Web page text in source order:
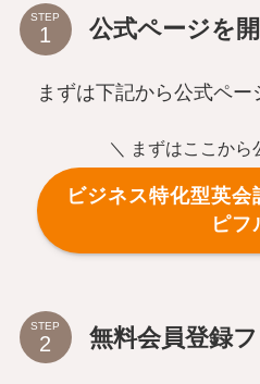
STEP 公式ページを開
まずは下記から公式ペー
＼ まずはここから
ビジネス特化型英
ピフ
STEP 無料会員登録